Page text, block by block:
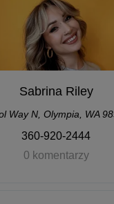
Sabrina Riley
Way N, Olympia, WA
360-920-2444
0 komentarzy